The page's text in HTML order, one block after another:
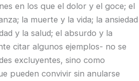
en los que el dolor y el goce; el
la muerte y la vida; la ansiedad
y la salud; el absurdo y la
citar algunos ejemplos- no se
excluyentes, sino como
pueden convivir sin anularse